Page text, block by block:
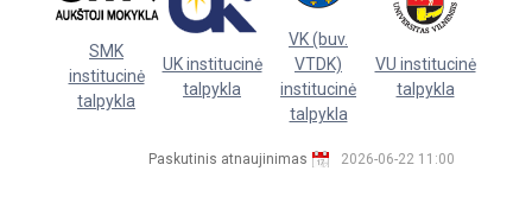
SMK
institucinė
talpykla
UK institucinė
talpykla
VK (buv.
VTDK)
institucinė
talpykla
VU institucinė
talpykla
Paskutinis atnaujinimas 2026-06-22 11:00